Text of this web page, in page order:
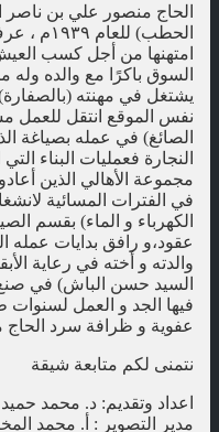
الحاج منصور علي بن ناصر
الحطب)
امتهنها من أجل كسب
يشتغل في مهنته
نفس الموقع انتقل للعمل
الصائغ) في عمله بصياغة
النجارة فعمليات البناء
مجموعة الأهالي الذين
في الفترات المسائية
عقود،و رافق بدايات
والدته و أخته في رعاية
السيد حسن الباش) في صنع
فيها الجد و العمل لسنوات
عفوية و ظرافة سرد
نتمنى لكم متابعة شيقة
اعداد وتقديم: د. محمد
مدير التصوير : أ. محمد